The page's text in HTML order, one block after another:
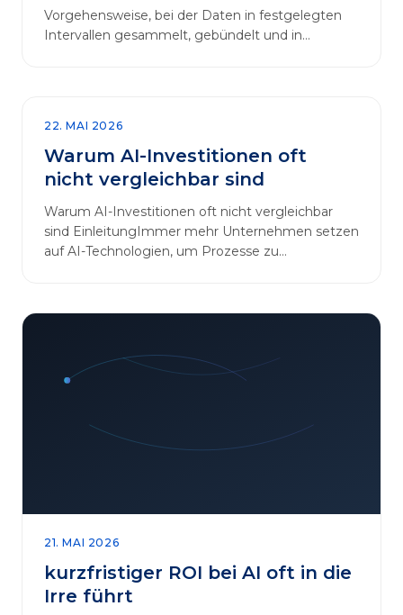
Vorgehensweise, bei der Daten in festgelegten
Intervallen gesammelt, gebündelt und in
22. MAI 2026
Warum AI-Investitionen oft
nicht vergleichbar sind
Warum AI-Investitionen oft nicht vergleichbar
sind EinleitungImmer mehr Unternehmen setzen
auf AI-Technologien, um Prozesse zu
verschaffen. In diesem Artikel betrachten wir die
Projekte oft irreführend ist. Außerdem zeigen wir,
21. MAI 2026
kurzfristiger ROI bei AI oft in die
Irre führt